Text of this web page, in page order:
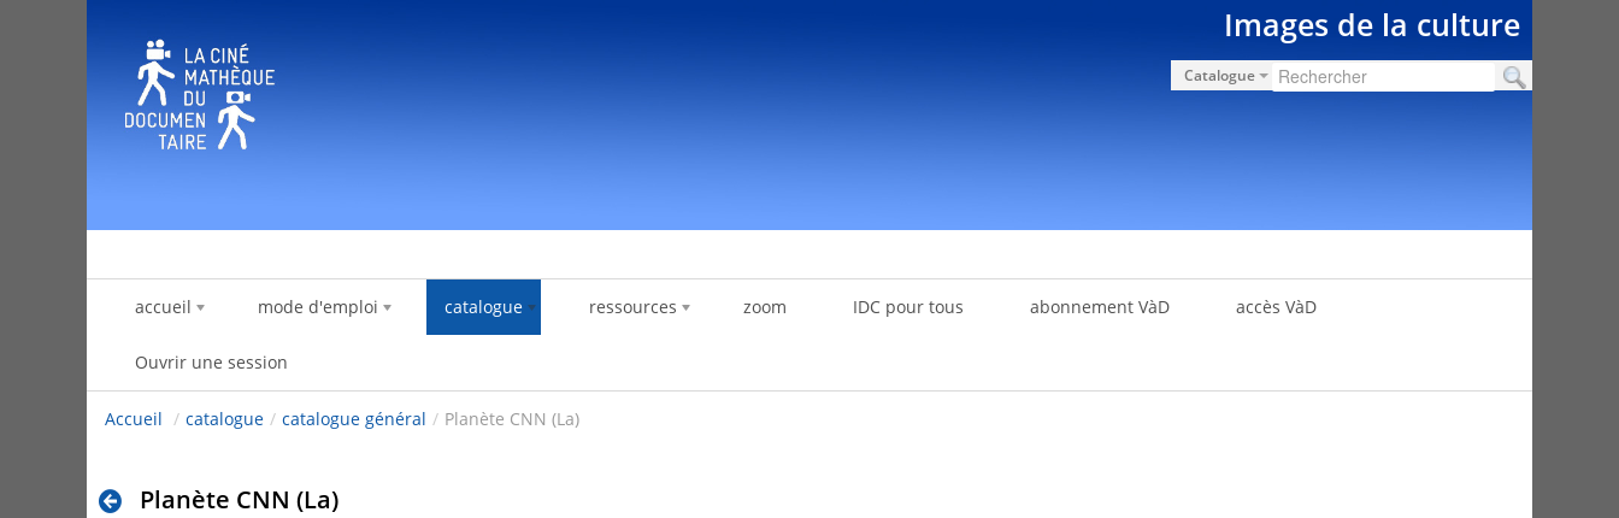
Images de la culture
Catalogue
accueil mode d'emploi catalogue ressources zoom IDC pour tous abonnement VàD accès VàD
Ouvrir une session
Accueil / catalogue / catalogue général / Planète CNN (La)
Planète CNN (La)